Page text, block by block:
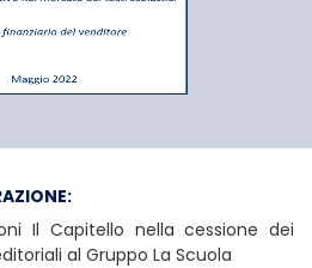
Il Capitello nella cessione dei
al Gruppo La Scuola